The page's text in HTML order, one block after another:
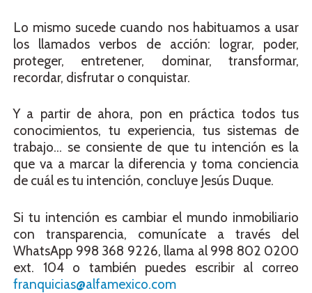
Lo mismo sucede cuando nos habituamos a usar
los llamados verbos de acción: lograr, poder,
proteger, entretener, dominar, transformar,
recordar, disfrutar o conquistar.
Y a partir de ahora, pon en práctica todos tus
conocimientos, tu experiencia, tus sistemas de
trabajo… se consiente de que tu intención es la
que va a marcar la diferencia y toma conciencia
de cuál es tu intención, concluye Jesús Duque.
Si tu intención es cambiar el mundo inmobiliario
con transparencia, comunícate a través del
WhatsApp 998 368 9226, llama al 998 802 0200
ext. 104 o también puedes escribir al correo
franquicias@alfamexico.com